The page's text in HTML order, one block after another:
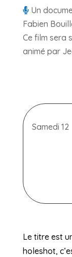
Un
Fabien
Ce film sera
animé par
Samedi
Le titre est
holeshot,